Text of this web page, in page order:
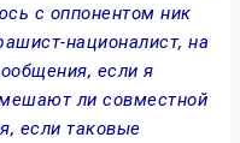
с оппонентом ник
националист, на
если я
ли совместной
если таковые